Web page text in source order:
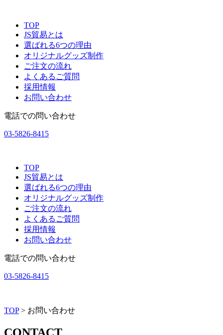
TOP
JS貿易とは
選ばれる6つの理由
オリジナルグッズ制作
ご注文の流れ
よくあるご質問
採用情報
お問い合わせ
電話での問い合わせ
03-5826-8415
TOP
JS貿易とは
選ばれる6つの理由
オリジナルグッズ制作
ご注文の流れ
よくあるご質問
採用情報
お問い合わせ
電話での問い合わせ
03-5826-8415
TOP> お問い合わせ